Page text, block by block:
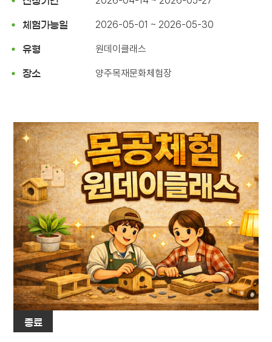
체험가능일 2026-05-01 ~ 2026-05-30
유형 원데이클래스
장소 양주목재문화체험장
종료